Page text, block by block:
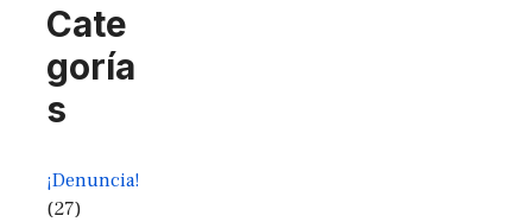
Cate
goría
s
¡Denuncia!
(27)